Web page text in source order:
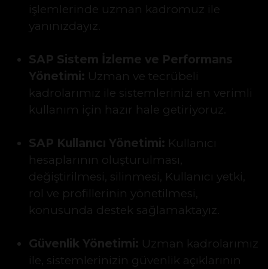
işlemlerinde uzman kadromuz ile
yanınızdayız.
SAP Sistem İzleme ve Performans
Yönetimi: Uzman ve tecrübeli
kadrolarımız ile sistemlerinizi en verimli
kullanım için hazır hale getiriyoruz.
SAP Kullanıcı Yönetimi: Kullanıcı
hesaplarının oluşturulması,
değiştirilmesi, silinmesi, Kullanıcı yetki,
rol ve profillerinin yönetilmesi,
konusunda destek sağlamaktayız.
Güvenlik Yönetimi: Uzman kadrolarımız
ile, sistemlerinizin güvenlik açıklarının